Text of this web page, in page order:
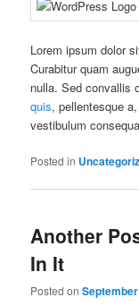
Lorem ipsum dolor
Curabitur quam
nulla. Sed convallis
quis, pellentesque
vestibulum
Posted in
Another
In It
Posted on